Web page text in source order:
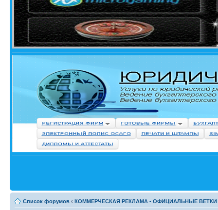
Список форумов ‹ КОММЕРЧЕСКАЯ РЕКЛАМА - ОФИЦИАЛЬНЫЕ